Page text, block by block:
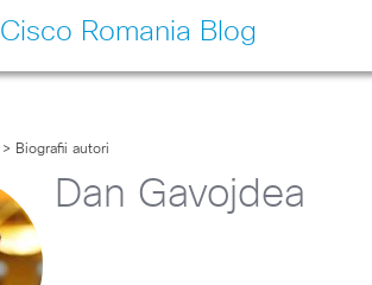
Cisco Romania Blog
> Biografii autori
Dan Gavojdea